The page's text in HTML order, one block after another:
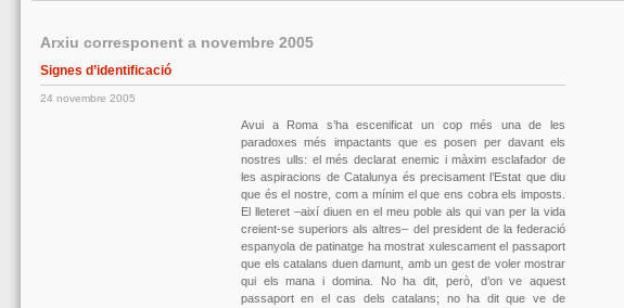
Arxiu corresponent a novembre 2005
Signes d’identificació
24 novembre 2005
Avui a Roma s’ha escenificat un cop més una de les
paradoxes més impactants que es posen per davant els
nostres ulls: el més declarat enemic i màxim esclafador de
les aspiracions de Catalunya és precisament l’Estat que diu
que és el nostre, com a mínim el que ens cobra els imposts.
El lleteret –així diuen en el meu poble als qui van per la vida
creient-se superiors als altres– del president de la federació
espanyola de patinatge ha mostrat xulescament el passaport
que els catalans duen damunt, amb un gest de voler mostrar
qui els mana i domina. No ha dit, però, d’on ve aquest
passaport en el cas dels catalans; no ha dit que ve de